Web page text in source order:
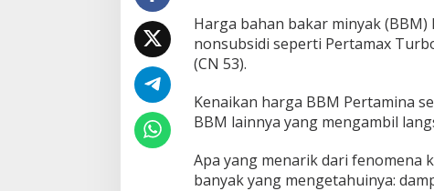
Harga bahan bakar minyak
nonsubsidi seperti Pertamax
(CN 53).
Kenaikan harga BBM Pertamina
BBM lainnya yang mengambil
Apa yang menarik dari fenomena
banyak yang mengetahuinya: